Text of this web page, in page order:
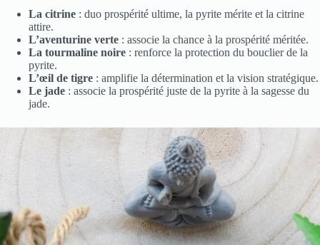
La citrine : duo prospérité ultime, la pyrite mérite et la citrine
attire.
L’aventurine verte : associe la chance à la prospérité méritée.
La tourmaline noire : renforce la protection du bouclier de la
pyrite.
L’œil de tigre : amplifie la détermination et la vision stratégique.
Le jade : associe la prospérité juste de la pyrite à la sagesse du
jade.